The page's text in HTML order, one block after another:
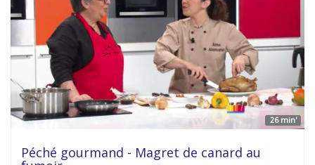
26 min'
Péché gourmand - Magret de canard au